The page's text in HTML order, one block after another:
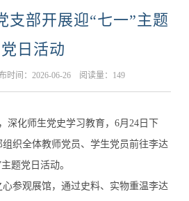
支部开展迎“七一”主题
党日活动
时间：2026-06-26 阅读量： 149
化师生党史学习教育，6月24日下
织全体教师党员、学生党员前往李达
题党日活动。
观展馆，通过史料、实物重温李达